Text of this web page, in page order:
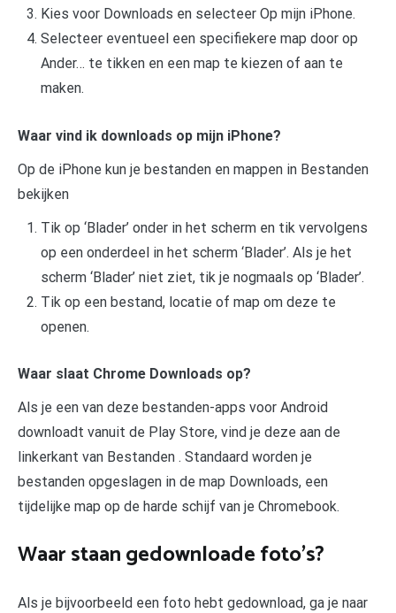
Kies voor Downloads en selecteer Op mijn iPhone.
Selecteer eventueel een specifiekere map door op
Ander… te tikken en een map te kiezen of aan te
maken.
Waar vind ik downloads op mijn iPhone?
Op de iPhone kun je bestanden en mappen in Bestanden
bekijken
Tik op ‘Blader’ onder in het scherm en tik vervolgens
op een onderdeel in het scherm ‘Blader’. Als je het
scherm ‘Blader’ niet ziet, tik je nogmaals op ‘Blader’.
Tik op een bestand, locatie of map om deze te
openen.
Waar slaat Chrome Downloads op?
Als je een van deze bestanden-apps voor Android
downloadt vanuit de Play Store, vind je deze aan de
linkerkant van Bestanden . Standaard worden je
bestanden opgeslagen in de map Downloads, een
tijdelijke map op de harde schijf van je Chromebook.
Waar staan gedownloade foto’s?
Als je bijvoorbeeld een foto hebt gedownload, ga je naar